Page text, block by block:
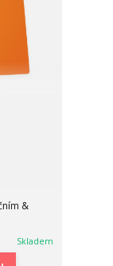
&
Skladem